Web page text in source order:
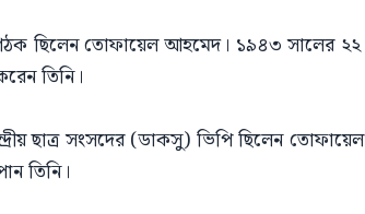
ছিলেন তোফায়েল আহমেদ। ১৯৪৩ সালের
তিনি।
ছাত্র সংসদের (ডাকসু) ভিপি ছিলেন
তিনি।